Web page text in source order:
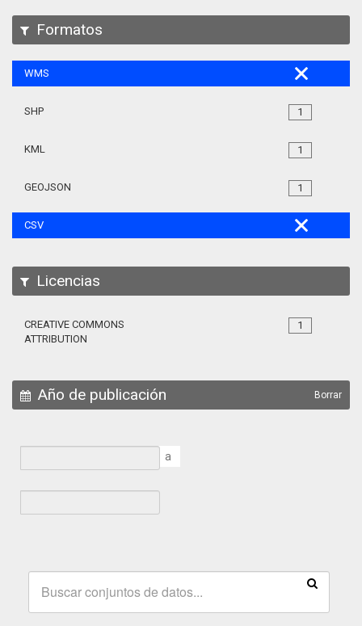
Formatos
WMS
1
SHP
1
KML
1
GEOJSON
CSV
Licencias
1
CREATIVE COMMONS
ATTRIBUTION
Año de publicación Borrar
a